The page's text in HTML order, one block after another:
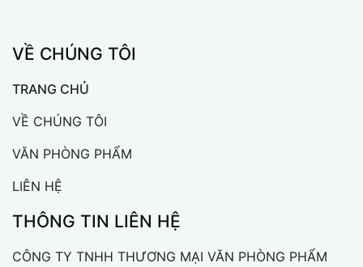
VỀ CHÚNG TÔI
TRANG CHỦ
VỀ CHÚNG TÔI
VĂN PHÒNG PHẨM
LIÊN HỆ
THÔNG TIN LIÊN HỆ
CÔNG TY TNHH THƯƠNG MẠI VĂN PHÒNG PHẨM